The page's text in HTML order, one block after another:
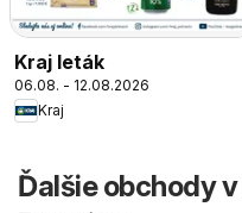
Kraj leták
06.08. - 12.08.2026
Kraj
Ďalšie obchody